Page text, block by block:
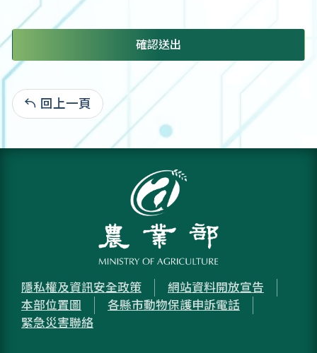
確認送出
回上一頁
隱私權及資訊安全政策
網站資料開放宣告
本部位置圖
各縣市動物保護申訴電話
緊急災害聯絡